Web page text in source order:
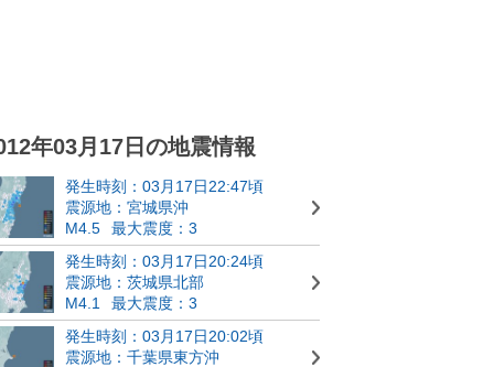
年03月17日の地震情報
発生時刻：03月17日22:47頃
震源地：宮城県沖
M4.5
最大震度：3
発生時刻：03月17日20:24頃
震源地：茨城県北部
M4.1
最大震度：3
発生時刻：03月17日20:02頃
震源地：千葉県東方沖